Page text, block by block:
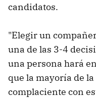
candidatos.
"Elegir un
una de las 3-4
una persona hará
que la mayoría de
complaciente con